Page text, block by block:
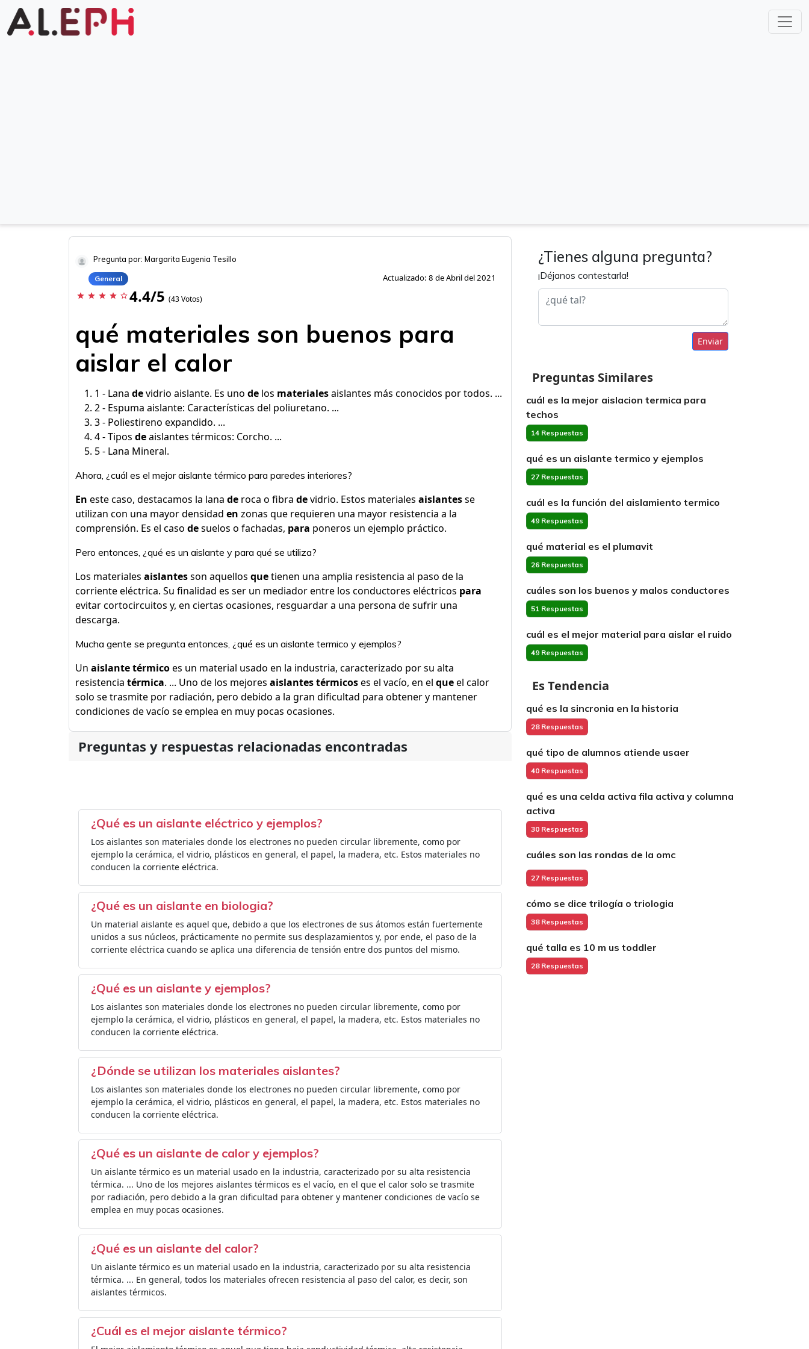
Pregunta por: Margarita Eugenia Tesillo
General Actualizado: 8 de Abril del 2021
star star star star star_border 4.4/5 (43 Votos)
qué materiales son buenos para
aislar el calor
1 - Lana devidrio aislante. Es uno de los materialesaislantes más conocidos por todos. ...
2 - Espuma aislante: Características del poliuretano. ...
3 - Poliestireno expandido. ...
4 - Tipos deaislantes térmicos: Corcho. ...
5 - Lana Mineral.
Ahora, ¿cuál es el mejor aislante térmico para paredes interiores?
En este caso, destacamos la lana de roca o fibra devidrio. Estos materiales aislantesse
utilizan con una mayor densidad en zonas que requieren una mayor resistencia a la
comprensión. Es el caso desuelos o fachadas, para poneros un ejemplo práctico.
Pero entonces, ¿qué es un aislante y para qué se utiliza?
Los materiales aislantesson aquellos quetienen una amplia resistencia al paso de la
corriente eléctrica. Su finalidad es ser un mediador entre los conductores eléctricos para
evitar cortocircuitos y, en ciertas ocasiones, resguardar a una persona de sufrir una
descarga.
Mucha gente se pregunta entonces, ¿qué es un aislante termico y ejemplos?
Un aislante térmicoes un material usado en la industria, caracterizado por su alta
resistencia térmica. ... Uno de los mejores aislantes térmicoses el vacío, en el queel calor
solo se trasmite por radiación, pero debido a la gran dificultad para obtener y mantener
condiciones de vacío se emplea en muy pocas ocasiones.
Preguntas y respuestas relacionadas encontradas
¿Qué es un aislante eléctrico y ejemplos?
Los aislantes son materiales donde los electrones no pueden circular libremente, como por
ejemplo la cerámica, el vidrio, plásticos en general, el papel, la madera, etc. Estos materiales no
conducen la corriente eléctrica.
¿Qué es un aislante en biologia?
Un material aislante es aquel que, debido a que los electrones de sus átomos están fuertemente
unidos a sus núcleos, prácticamente no permite sus desplazamientos y, por ende, el paso de la
corriente eléctrica cuando se aplica una diferencia de tensión entre dos puntos del mismo.
¿Qué es un aislante y ejemplos?
Los aislantes son materiales donde los electrones no pueden circular libremente, como por
ejemplo la cerámica, el vidrio, plásticos en general, el papel, la madera, etc. Estos materiales no
conducen la corriente eléctrica.
¿Dónde se utilizan los materiales aislantes?
Los aislantes son materiales donde los electrones no pueden circular libremente, como por
ejemplo la cerámica, el vidrio, plásticos en general, el papel, la madera, etc. Estos materiales no
conducen la corriente eléctrica.
¿Qué es un aislante de calor y ejemplos?
Un aislante térmico es un material usado en la industria, caracterizado por su alta resistencia
térmica. ... Uno de los mejores aislantes térmicos es el vacío, en el que el calor solo se trasmite
por radiación, pero debido a la gran dificultad para obtener y mantener condiciones de vacío se
emplea en muy pocas ocasiones.
¿Qué es un aislante del calor?
Un aislante térmico es un material usado en la industria, caracterizado por su alta resistencia
térmica. ... En general, todos los materiales ofrecen resistencia al paso del calor, es decir, son
aislantes térmicos.
¿Cuál es el mejor aislante térmico?
¿Tienes alguna pregunta?
¡Déjanos contestarla!
Enviar
Preguntas Similares
cuál es la mejor aislacion termica para
techos
14 Respuestas
qué es un aislante termico y ejemplos
27 Respuestas
cuál es la función del aislamiento termico
49 Respuestas
qué material es el plumavit
26 Respuestas
cuáles son los buenos y malos conductores
51 Respuestas
cuál es el mejor material para aislar el ruido
49 Respuestas
Es Tendencia
qué es la sincronia en la historia
28 Respuestas
qué tipo de alumnos atiende usaer
40 Respuestas
qué es una celda activa fila activa y columna
activa
30 Respuestas
cuáles son las rondas de la omc
27 Respuestas
cómo se dice trilogía o triologia
38 Respuestas
qué talla es 10 m us toddler
28 Respuestas